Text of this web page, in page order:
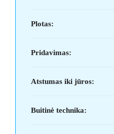
Plotas:
Pridavimas:
Atstumas iki jūros:
Buitinė technika: